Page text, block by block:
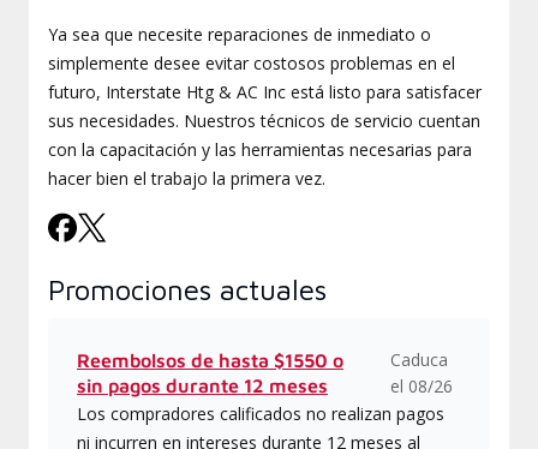
Ya sea que necesite reparaciones de inmediato o
simplemente desee evitar costosos problemas en el
futuro, Interstate Htg & AC Inc está listo para satisfacer
sus necesidades. Nuestros técnicos de servicio cuentan
con la capacitación y las herramientas necesarias para
hacer bien el trabajo la primera vez.
Promociones actuales
Reembolsos de hasta $1550 o
sin pagos durante 12 meses
Caduca
el 08/26
Los compradores calificados no realizan pagos
ni incurren en intereses durante 12 meses al